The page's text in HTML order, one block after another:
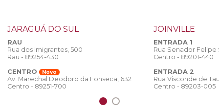
JARAGUÁ DO SUL
RAU
Rua dos Imigrantes, 500
Rau - 89254-430
CENTRO
Novo
Av. Marechal Deodoro da Fonseca, 632
Centro - 89251-700
JOINVILLE
ENTRADA 1
Rua Senador
Centro - 89201-440
ENTRADA 2
Rua Visconde de
Centro - 89203-005